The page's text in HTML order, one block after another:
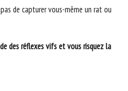
pas de capturer vous-même un rat ou
des réflexes vifs et vous risquez la